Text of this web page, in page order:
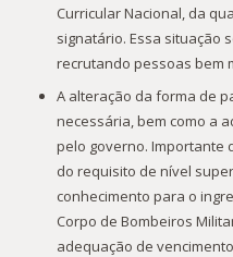
Curricular Nacional, da
signatário. Essa situação
recrutando pessoas bem
A alteração da forma de
necessária, bem como a
pelo governo. Importante
do requisito de nível
conhecimento para o
Corpo de Bombeiros
adequação de